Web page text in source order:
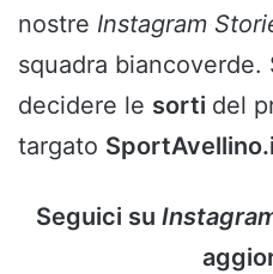
nostre Instagram
squadra biancoverde.
decidere le sorti del
targato
Seguici su